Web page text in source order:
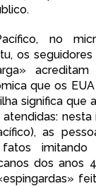
.
no
os
»
que os
significa que
nesta
as
imitando
dos anos